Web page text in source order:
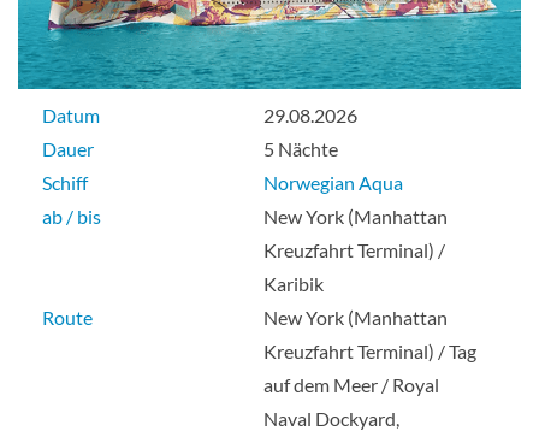
The Haven 3-Zimmer-Duplex-Suite mit
großem Balkon-[H8]
Deck 16
Suite
The Haven nach vorne gerichtetes
Penthouse mit großem Balkon-[HA]
Datum
29.08.2026
Dauer
5 Nächte
Schiff
Norwegian Aqua
ab / bis
New York (Manhattan
Kreuzfahrt Terminal) /
Karibik
Route
New York (Manhattan
Kreuzfahrt Terminal) / Tag
auf dem Meer / Royal
Naval Dockyard,